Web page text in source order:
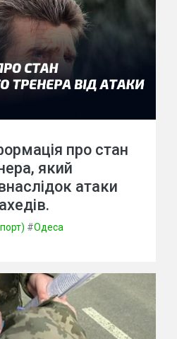
про стан
який
атаки
#Одеса